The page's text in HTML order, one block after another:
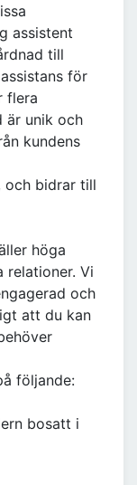
assistent
till
för
flera
är unik och
kundens
och bidrar till
höga
relationer. Vi
och
att du kan
följande:
bosatt i